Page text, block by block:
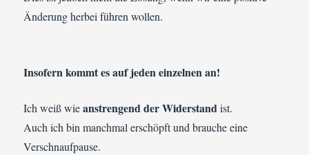
Änderung herbei führen wollen.
Insofern kommt es auf jeden einzelnen an!
Ich weiß wieanstrengend der Widerstandist.
Auch ich bin manchmal erschöpft und brauche eine
Verschnaufpause.